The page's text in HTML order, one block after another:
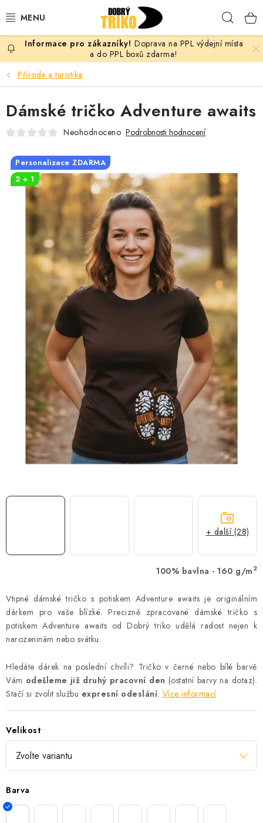
na
PRO ŽENY
PRO MUŽE
PRO DĚTI
PRO PÁRY
VLASTNÍ MOTIV
TRIČKA
MIKINY
OKAMŽITĚ K ODBĚRU
MÁM SRDCE POMÁHÁM
VÁNOCE
PROVIZNÍ SYSTÉM
O nás Časté otázky
Obchodní podmínky
Doprava na PPL výdejní místa
a do PPL boxů zdarma!
Příroda a turistika
100% bavlna - 160 g/m 2
Vtipné dámské tričko s potiskem Adventure awaits je originálním
dárkem pro vaše blízké. Precizně zpracované dámské tričko s
potiskem Adventure awaits od Dobrý triko udělá radost nejen k
narozeninám nebo svátku.
Hledáte dárek na poslední chvíli? Tričko v černé nebo bílé barvě
Vám odešleme již druhý pracovní den (ostatní barvy na dotaz).
Stačí si zvolit službu expresní odeslání. Více informací
Velikost
Barva
Dámské tričko Adventure awaits
Neohodnoceno Podrobnosti hodnocení
Personalizace ZDARMA
2 + 1
+ další (28)